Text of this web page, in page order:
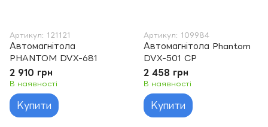
Артикул: 121121
Автомагнітола
PHANTOM DVX-681
2 910 грн
В наявності
Купити
Артикул: 109984
Автомагнітола Phantom
DVX-501 CP
2 458 грн
В наявності
Купити